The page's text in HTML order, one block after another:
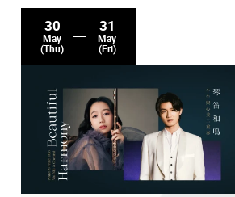
奏這兩首經典作品之外，作曲家還會橫
以前所未有的角度認識這兩位捷克音樂
史密塔納
《我的祖國》：伏爾塔瓦河
德伏扎克
E小調第九交響曲，作品95，「自新世
30
May
(Thu)
31
May
(Fri)